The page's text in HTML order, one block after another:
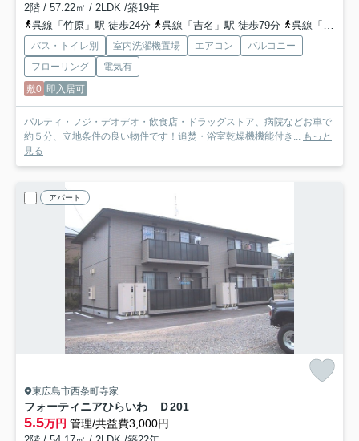
2階 / 57.22㎡ / 2LDK /築19年
呉線「竹原」駅 徒歩24分
呉線「吉名」駅 徒歩79分 呉線「大乗」駅 車22分 7.6km
バス・トイレ別 室内洗濯機置場 エアコン
バルコニー
フローリング
電気有
敷0 即入居可
パルティ・フジ・デオデオ・飲食店・ドラッグストア、病院などお車で
約５分、立地条件の良い物件です！追焚・浴室乾燥機機能付き...
もっと
見る
アパート
東広島市西条町寺家
フォーティニアひらいわ Ｄ201
5.5万円 管理/共益費3,000円